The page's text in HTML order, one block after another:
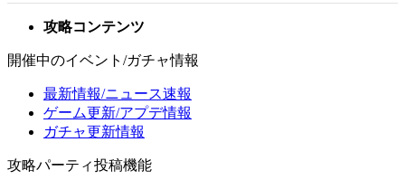
攻略コンテンツ
開催中のイベント/ガチャ情報
最新情報/ニュース速報
ゲーム更新/アプデ情報
ガチャ更新情報
攻略パーティ投稿機能